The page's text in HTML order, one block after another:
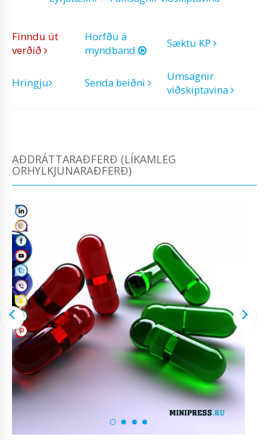
Finndu út
verðið
Horfðu á
myndband
Sæktu KP
Hringju Senda beiðni
Umsagnir
viðskiptavina
AÐDRÁTTARAÐFERÐ (LÍKAMLEG
ÖRHYLKJUNARAÐFERÐ)